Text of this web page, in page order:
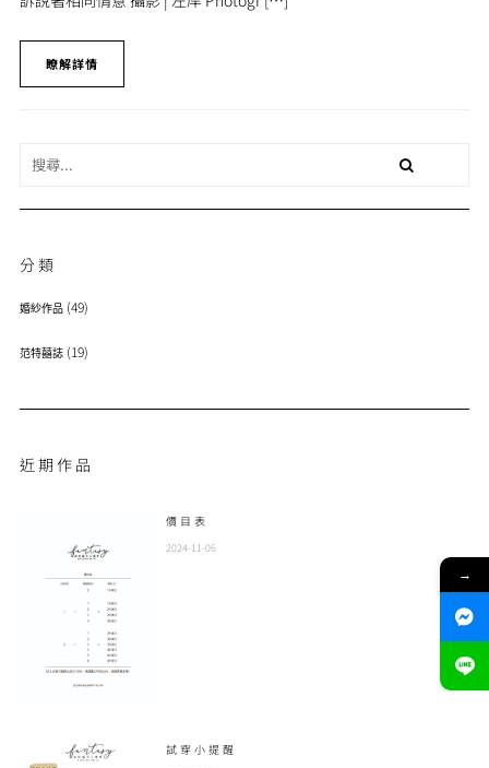
瞭解詳情
分類
婚紗作品(49)
范特囍誌(19)
近期作品
價目表
2024-11-06
試穿小提醒
→